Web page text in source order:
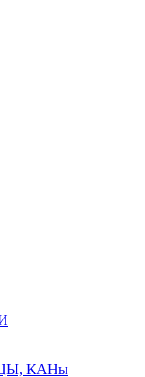
КАНы